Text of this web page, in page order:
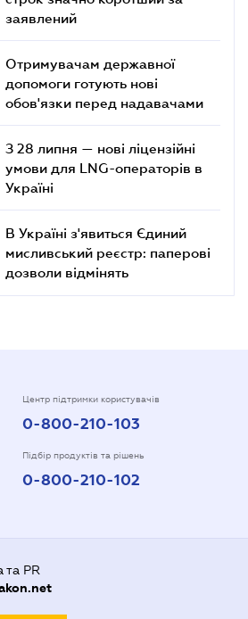
заявлений
Отримувачам державної
допомоги готують нові
обов'язки перед надавачами
З 28 липня — нові ліцензійні
умови для LNG-операторів в
Україні
В Україні з'явиться Єдиний
мисливський реєстр: паперові
дозволи відмінять
Центр підтримки користувачів
0-800-210-103
Підбір продуктів та рішень
0-800-210-102
та PR